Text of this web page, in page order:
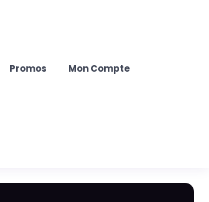
Promos Mon Compte